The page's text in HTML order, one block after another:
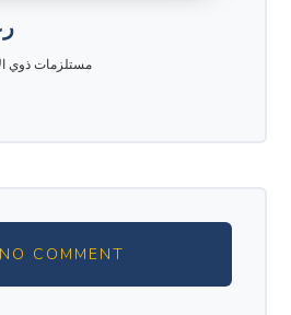
مستلزمات ذوي
NO COMMENT